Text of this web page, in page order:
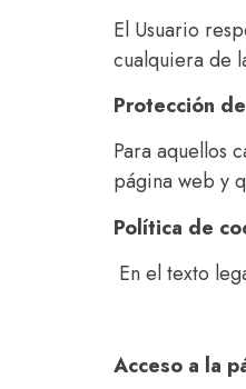
El Usuario
cualquiera de
Protección
Para aquellos
página web y
Política de
En el texto
Acceso a la